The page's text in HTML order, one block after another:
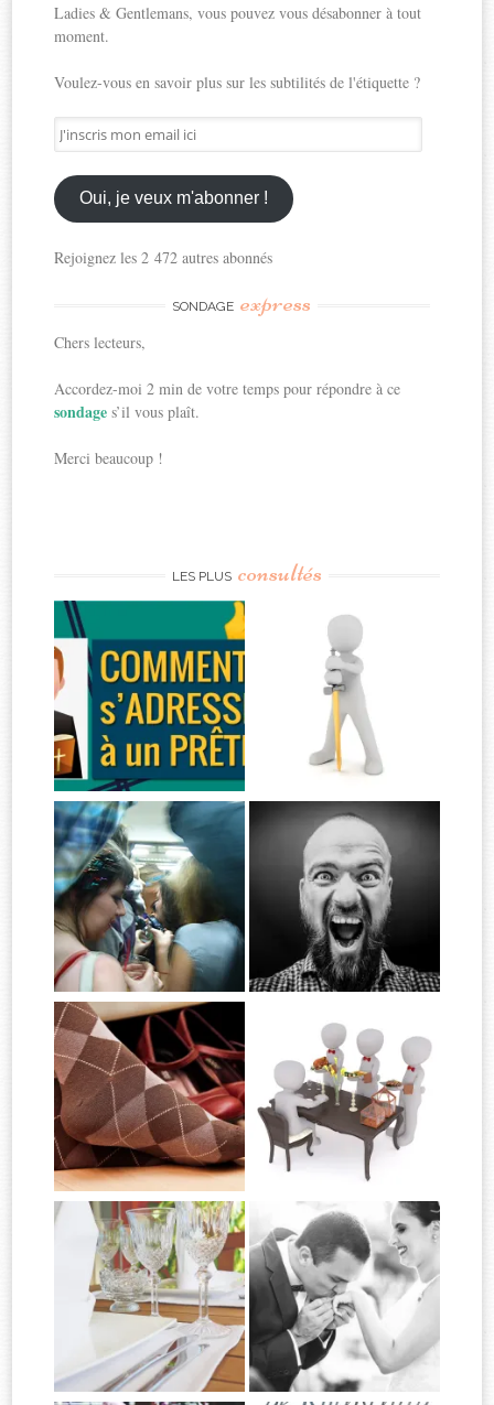
Ladies & Gentlemans, vous pouvez vous désabonner à tout
moment.
Voulez-vous en savoir plus sur les subtilités de l'étiquette ?
J'inscris
mon
email
ici
Oui, je veux m'abonner !
Rejoignez les 2 472 autres abonnés
SONDAGE express
Chers lecteurs,
Accordez-moi 2 min de votre temps pour répondre à ce
sondages’il vous plaît.
Merci beaucoup !
LES PLUS consultés